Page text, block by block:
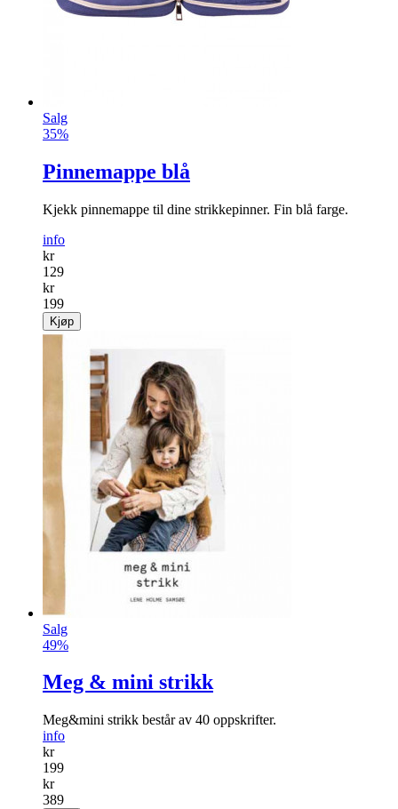
Salg
35%
Pinnemappe blå
Kjekk pinnemappe til dine strikkepinner. Fin blå farge.
info
kr
129
kr
199
Kjøp
Salg
49%
Meg & mini strikk
Meg&mini strikk består av 40 oppskrifter.
info
kr
199
kr
389